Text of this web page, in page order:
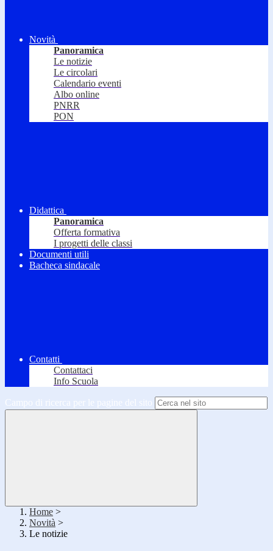
Novità
Panoramica
Le notizie
Le circolari
Calendario eventi
Albo online
PNRR
PON
Didattica
Panoramica
Offerta formativa
I progetti delle classi
Documenti utili
Bacheca sindacale
Contatti
Contattaci
Info Scuola
Campo di ricerca per le pagine del sito
Home >
Novità >
Le notizie